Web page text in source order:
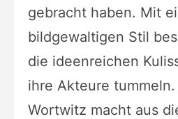
gebracht haben. Mit
bildgewaltigen Stil
die ideenreichen
ihre Akteure
Wortwitz macht aus